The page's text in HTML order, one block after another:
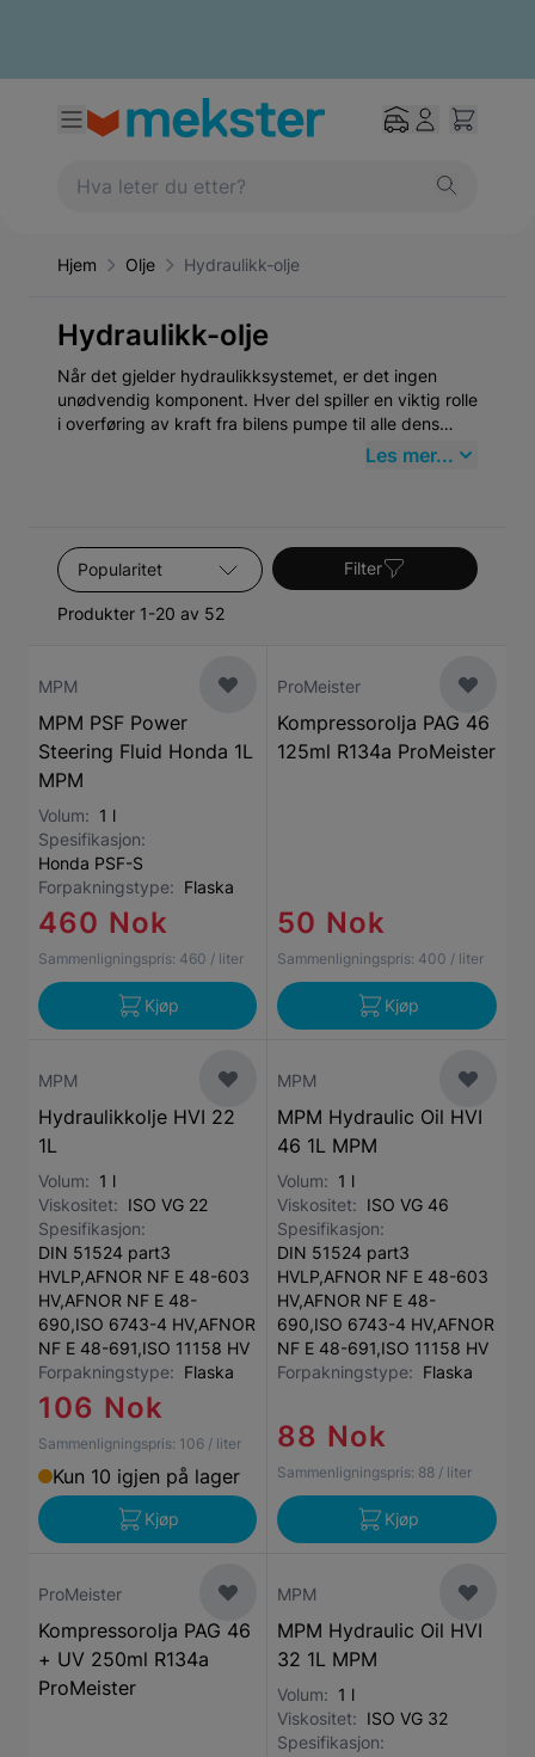
Hjem Olje Hydraulikk-olje
Hydraulikk-olje
Når det gjelder hydraulikksystemet, er det ingen
unødvendig komponent. Hver del spiller en viktig rolle
i overføring av kraft fra bilens pumpe til alle dens
forskjellige komponenter - enten det er sel eller
du trenger.
Les mer...
Sorter etter
Produkter 1-20 av 52
Filter
MPM
MPM PSF Power
Steering Fluid Honda 1L
MPM
Volum: 1 l
Spesifikasjon:
Honda PSF-S
Forpakningstype: Flaska
460 Nok
Sammenligningspris: 460 / liter
Kjøp
ProMeister
Kompressorolja PAG 46
125ml R134a ProMeister
50 Nok
Sammenligningspris: 400 / liter
Kjøp
MPM
Hydraulikkolje HVI 22
1L
Volum: 1 l
Viskositet: ISO VG 22
Spesifikasjon:
DIN 51524 part3
HVLP,AFNOR NF E 48-603
HV,AFNOR NF E 48-
690,ISO 6743-4 HV,AFNOR
NF E 48-691,ISO 11158 HV
Forpakningstype: Flaska
106 Nok
Sammenligningspris: 106 / liter
Kun 10 igjen på lager
Kjøp
MPM
MPM Hydraulic Oil HVI
46 1L MPM
Volum: 1 l
Viskositet: ISO VG 46
Spesifikasjon:
DIN 51524 part3
HVLP,AFNOR NF E 48-603
HV,AFNOR NF E 48-
690,ISO 6743-4 HV,AFNOR
NF E 48-691,ISO 11158 HV
Forpakningstype: Flaska
88 Nok
Sammenligningspris: 88 / liter
Kjøp
ProMeister
Kompressorolja PAG 46
+ UV 250ml R134a
ProMeister
MPM
MPM Hydraulic Oil HVI
32 1L MPM
Volum: 1 l
Viskositet: ISO VG 32
Spesifikasjon: